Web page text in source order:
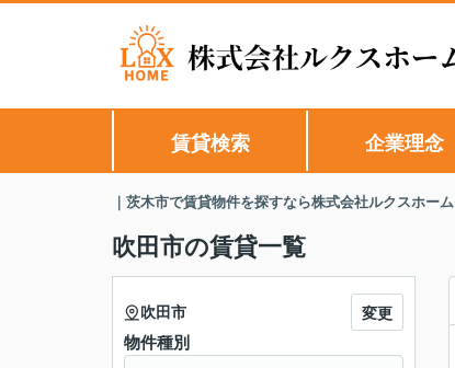
賃貸検索 企業理念
｜茨木市で賃貸物件を探すなら株式会社ルクスホーム
吹田市の賃貸一覧
吹田市 変更
物件種別